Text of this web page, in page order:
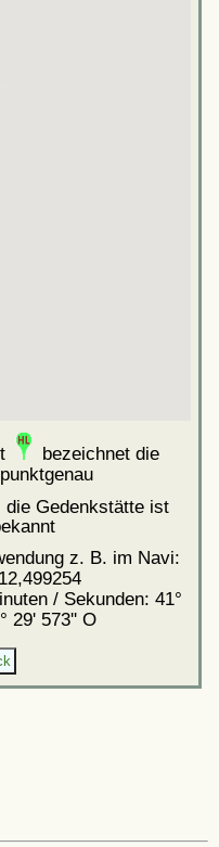
bezeichnet die
die Gedenkstätte ist
z. B. im Navi:
/ Sekunden: 41°
29' 573'' O